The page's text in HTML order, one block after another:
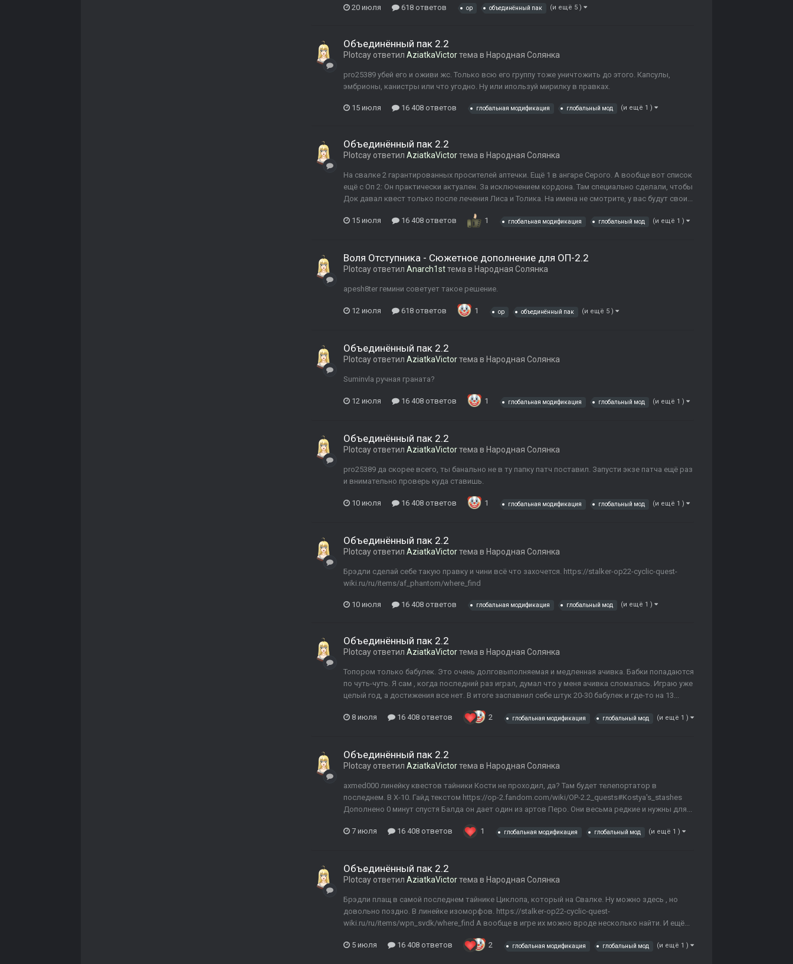
20 июля 618 ответов op объединённый пак (и ещё 5 )
Объединённый пак 2.2
Plotcay ответил AziatkaVictorтема в Народная Солянка
pro25389 убей его и оживи жс. Только всю его группу тоже уничтожить до этого. Капсулы,
эмбрионы, канистры или что угодно. Ну или ипользуй мирилку в правках.
15 июля 16 408 ответов глобальная модификация глобальный мод (и ещё 1 )
Объединённый пак 2.2
Plotcay ответил AziatkaVictorтема в Народная Солянка
На свалке 2 гарантированных просителей аптечки. Ещё 1 в ангаре Серого. А вообще вот список
ещё с Оп 2: Он практически актуален. За исключением кордона. Там специально сделали, чтобы
Док давал квест только после лечения Лиса и Толика. На имена не смотрите, у вас будут свои...
15 июля 16 408 ответов 1 глобальная модификация глобальный мод (и ещё 1 )
Воля Отступника - Сюжетное дополнение для ОП-2.2
Plotcay ответил Anarch1stтема в Народная Солянка
apesh8ter гемини советует такое решение.
12 июля 618 ответов 1 op объединённый пак (и ещё 5 )
Объединённый пак 2.2
Plotcay ответил AziatkaVictorтема в Народная Солянка
Suminvla ручная граната?
12 июля 16 408 ответов 1 глобальная модификация глобальный мод (и ещё 1 )
Объединённый пак 2.2
Plotcay ответил AziatkaVictorтема в Народная Солянка
pro25389 да скорее всего, ты банально не в ту папку патч поставил. Запусти экзе патча ещё раз
и внимательно проверь куда ставишь.
10 июля 16 408 ответов 1 глобальная модификация глобальный мод (и ещё 1 )
Объединённый пак 2.2
Plotcay ответил AziatkaVictorтема в Народная Солянка
Брэдли сделай себе такую правку и чини всё что захочется. https://stalker-op22-cyclic-quest-
wiki.ru/ru/items/af_phantom/where_find
10 июля 16 408 ответов глобальная модификация глобальный мод (и ещё 1 )
Объединённый пак 2.2
Plotcay ответил AziatkaVictorтема в Народная Солянка
Топором только бабулек. Это очень долговыполняемая и медленная ачивка. Бабки попадаются
по чуть-чуть. Я сам , когда последний раз играл, думал что у меня ачивка сломалась. Играю уже
целый год, а достижения все нет. В итоге заспавнил себе штук 20-30 бабулек и где-то на 13...
8 июля 16 408 ответов 2 глобальная модификация глобальный мод (и ещё 1 )
Объединённый пак 2.2
Plotcay ответил AziatkaVictorтема в Народная Солянка
axmed000 линейку квестов тайники Кости не проходил, да? Там будет телепортатор в
последнем. В Х-10. Гайд текстом https://op-2.fandom.com/wiki/OP-2.2_quests#Kostya's_stashes
Дополнено 0 минут спустя Балда он дает один из артов Перо. Они весьма редкие и нужны для...
7 июля 16 408 ответов 1 глобальная модификация глобальный мод (и ещё 1 )
Объединённый пак 2.2
Plotcay ответил AziatkaVictorтема в Народная Солянка
Брэдли плащ в самой последнем тайнике Циклопа, который на Свалке. Ну можно здесь , но
довольно поздно. В линейке изоморфов. https://stalker-op22-cyclic-quest-
wiki.ru/ru/items/wpn_svdk/where_find А вообще в игре их можно вроде несколько найти. И ещё...
5 июля 16 408 ответов 2 глобальная модификация глобальный мод (и ещё 1 )